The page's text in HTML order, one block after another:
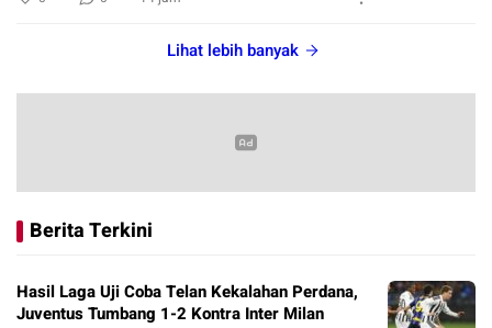
Lihat lebih banyak
Berita Terkini
Hasil Laga Uji Coba Telan Kekalahan Perdana,
Juventus Tumbang 1-2 Kontra Inter Milan